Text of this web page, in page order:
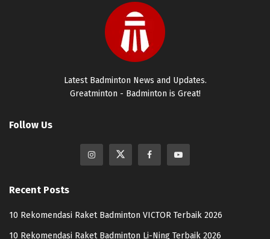
Latest Badminton News and Updates.
Greatminton - Badminton is Great!
Follow Us
Recent Posts
10 Rekomendasi Raket Badminton VICTOR Terbaik 2026
10 Rekomendasi Raket Badminton Li-Ning Terbaik 2026